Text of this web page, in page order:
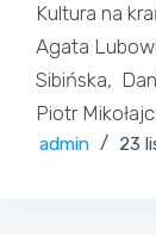
Kultura na
Agata
Sibińska,
Piotr
admin 23